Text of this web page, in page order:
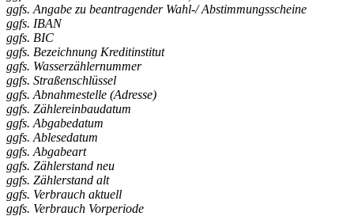
ggfs. Angabe zu beantragender Wahl-/ Abstimmungsscheine
ggfs. IBAN
ggfs. BIC
ggfs. Bezeichnung Kreditinstitut
ggfs. Wasserzählernummer
ggfs. Straßenschlüssel
ggfs. Abnahmestelle (Adresse)
ggfs. Zählereinbaudatum
ggfs. Abgabedatum
ggfs. Ablesedatum
ggfs. Abgabeart
ggfs. Zählerstand neu
ggfs. Zählerstand alt
ggfs. Verbrauch aktuell
ggfs. Verbrauch Vorperiode